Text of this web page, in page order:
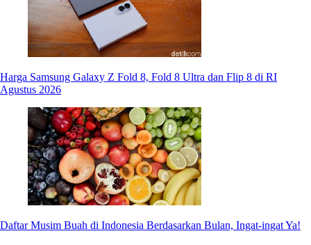
Harga Samsung Galaxy Z Fold 8, Fold 8 Ultra dan Flip 8 di RI
Agustus 2026
Daftar Musim Buah di Indonesia Berdasarkan Bulan, Ingat-ingat Ya!